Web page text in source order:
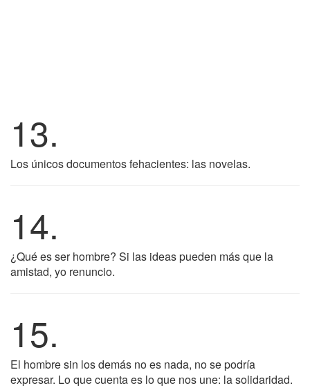
13.
Los únicos documentos fehacientes: las novelas.
14.
¿Qué es ser hombre? Si las ideas pueden más que la
amistad, yo renuncio.
15.
El hombre sin los demás no es nada, no se podría
expresar. Lo que cuenta es lo que nos une: la solidaridad.